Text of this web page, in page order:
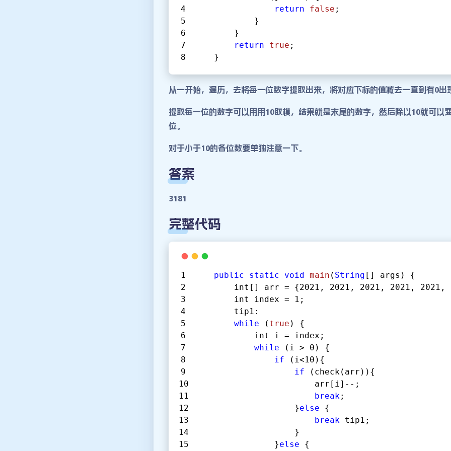
return
false ;
            }
        }
return
true ;
    }
从一开始，遍历，去将每一位数字提取出来，将对应下标的值减去一直到有0出
提取每一位的数字可以用用10取模，结果就是末尾的数字，然后除以10就可以
位。
对于小于10的各位数要单独注意一下。
答案
3181
完整代码
public static void main ( String [] args )
{
        int[] arr = {
2021 , 2021 , 2021 , 2021 , 2021 ,
        int index =
1 ;
        tip1:
while ( true ) {
            int i = index;
while (i > 0 ) {
if (i<10 ){
if (check(arr)){
                        arr[i]--;
break;
                    }
else {
break tip1;
                    }
                }
else {